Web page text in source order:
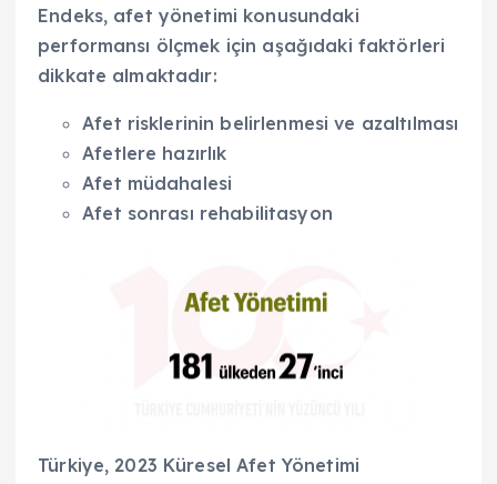
Endeks, afet yönetimi konusundaki
performansı ölçmek için aşağıdaki faktörleri
dikkate almaktadır:
Afet risklerinin belirlenmesi ve azaltılması
Afetlere hazırlık
Afet müdahalesi
Afet sonrası rehabilitasyon
Türkiye, 2023 Küresel Afet Yönetimi